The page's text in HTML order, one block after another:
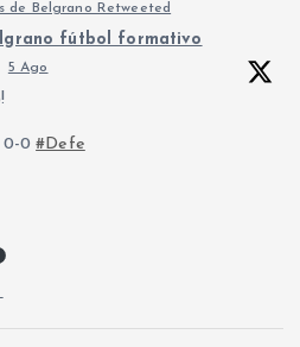
de Belgrano Retweeted
fútbol formativo
5 Ago
0-0#Defe